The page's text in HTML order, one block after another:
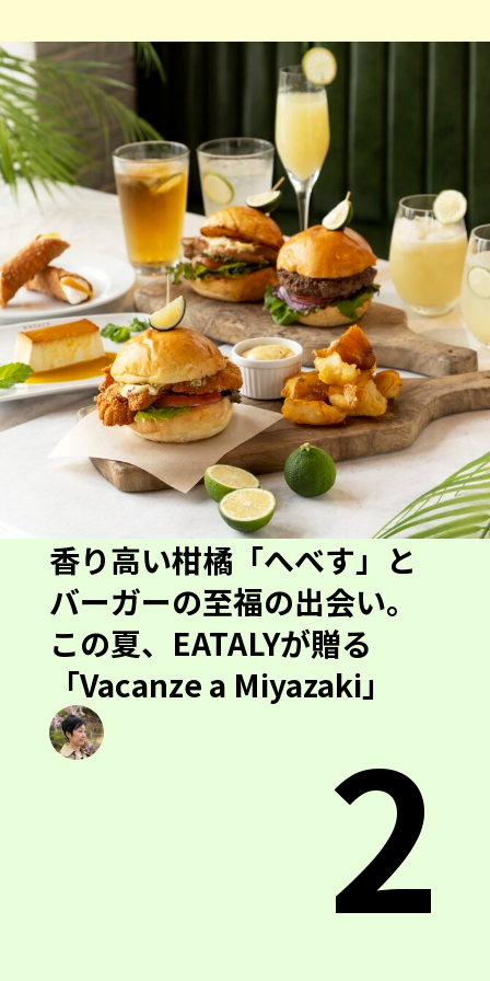
香り高い柑橘「へべす」と
バーガーの至福の出会い。
この夏、EATALYが贈る
「Vacanze a Miyazaki」
2